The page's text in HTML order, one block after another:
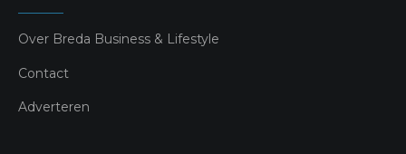
Over Breda Business & Lifestyle
Contact
Adverteren